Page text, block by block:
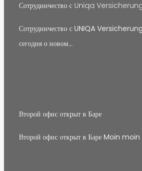
Сотрудничество с Uniqa
Сотрудничество с UNIQA
сегодня о новом…
Второй офис открыт в Баре
Второй офис открыт в Баре Moin